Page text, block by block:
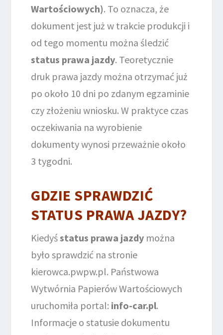
Wartościowych). To oznacza, że
dokument jest już w trakcie produkcji i
od tego momentu można śledzić
status prawa jazdy. Teoretycznie
druk prawa jazdy można otrzymać już
po około 10 dni po zdanym egzaminie
czy złożeniu wniosku. W praktyce czas
oczekiwania na wyrobienie
dokumenty wynosi przeważnie około
3 tygodni.
GDZIE SPRAWDZIĆ
STATUS PRAWA JAZDY?
Kiedyśstatus prawa jazdy można
było sprawdzić na stronie
kierowca.pwpw.pl. Państwowa
Wytwórnia Papierów Wartościowych
uruchomiła portal: info-car.pl.
Informacje o statusie dokumentu